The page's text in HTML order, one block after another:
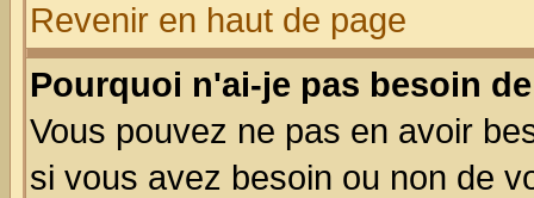
Revenir en haut de page
Pourquoi n'ai-je pas besoin
Vous pouvez ne pas en avoir
si vous avez besoin ou non de